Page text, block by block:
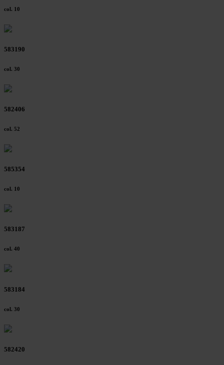
col. 10
583190
col. 30
582406
col. 52
585354
col. 10
583187
col. 40
583184
col. 30
582420